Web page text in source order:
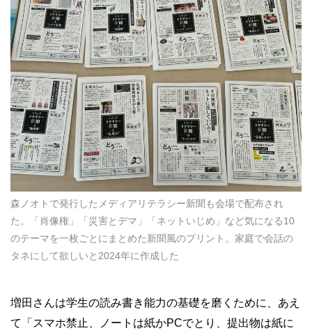
森ノオトで発行したメディアリテラシー新聞も会場で配布され
た。「肖像権」「災害とデマ」「ネットいじめ」など気になる10
のテーマを一枚ごとにまとめた新聞風のプリント。家庭で会話の
タネにして欲しいと2024年に作成した
増田さんは学生の読み書き能力の基礎を磨くために、あえ
て「スマホ禁止、ノートは紙かPCでとり、提出物は紙に